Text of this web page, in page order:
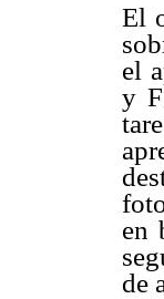
El
el
y
en
de